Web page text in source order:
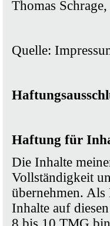
Thomas
Quelle:
Haftung für
Die Inhalte
Vollständigkeit
übernehmen.
Inhalte auf